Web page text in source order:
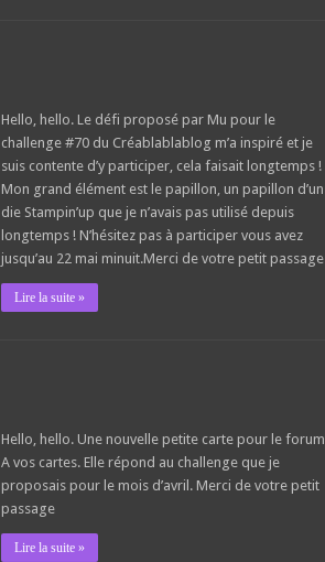
Hello, hello. Le défi proposé par Mu pour le
challenge #70 du Créablablablog m’a inspiré et je
suis contente d’y participer, cela faisait longtemps !
Mon grand élément est le papillon, un papillon d’un
die Stampin’up que je n’avais pas utilisé depuis
longtemps ! N’hésitez pas à participer vous avez
jusqu’au 22 mai minuit.Merci de votre petit passage
Lire la suite »
Hello, hello. Une nouvelle petite carte pour le forum
A vos cartes. Elle répond au challenge que je
proposais pour le mois d’avril. Merci de votre petit
passage
Lire la suite »